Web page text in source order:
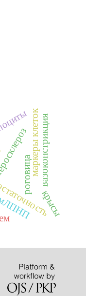
роговицамаркеры клетоквазоконстрикция
крысы